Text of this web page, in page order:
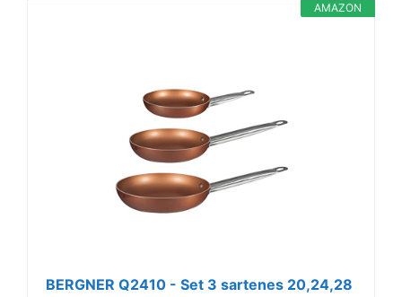
AMAZON
BERGNER Q2410 - Set 3 sartenes 20,24,28